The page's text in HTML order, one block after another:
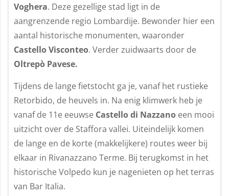
Voghera. Deze gezellige stad ligt in de
aangrenzende regio Lombardije. Bewonder hier een
aantal historische monumenten, waaronder
Castello Visconteo. Verder zuidwaarts door de
Oltrepò Pavese.
Tijdens de lange fietstocht ga je, vanaf het rustieke
Retorbido, de heuvels in. Na enig klimwerk heb je
vanaf de 11e eeuwse Castello di Nazzano een mooi
uitzicht over de Staffora vallei. Uiteindelijk komen
de lange en de korte (makkelijkere) routes weer bij
elkaar in Rivanazzano Terme. Bij terugkomst in het
historische Volpedo kun je nagenieten op het terras
van Bar Italia.